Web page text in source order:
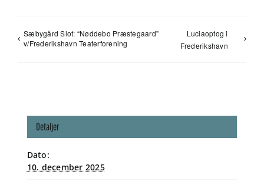
Sæbygård Slot: “Nøddebo Præstegaard”
v/Frederikshavn Teaterforening
Luciaoptog i
Frederikshavn
Detaljer
Dato:
10. december 2025